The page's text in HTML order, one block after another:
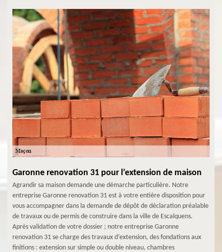
Garonne renovation 31 pour l’extension de maison
Agrandir sa maison demande une démarche particulière. Notre
entreprise Garonne renovation 31 est à votre entière disposition pour
vous accompagner dans la demande de dépôt de déclaration préalable
de travaux ou de permis de construire dans la ville de Escalquens.
Après validation de votre dossier ; notre entreprise Garonne
renovation 31 se charge des travaux d’extension, des fondations aux
finitions : extension sur simple ou double niveau, chambres